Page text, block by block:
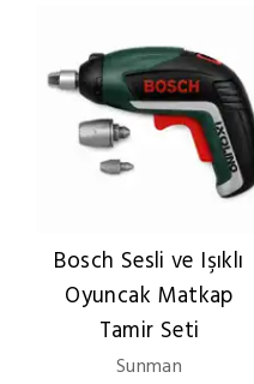
Bosch Sesli ve Işıklı
Oyuncak Matkap
Tamir Seti
Sunman